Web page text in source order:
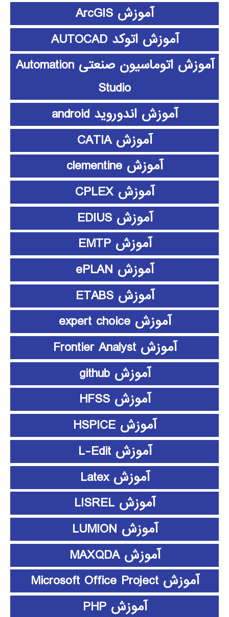
آموزش ArcGIS
آموزش اتوکد AUTOCAD
آموزش اتوماسیون صنعتی Automation
Studio
آموزش اندوروید android
آموزش CATIA
آموزش clementine
آموزش CPLEX
آموزش EDIUS
آموزش EMTP
آموزش ePLAN
آموزش ETABS
آموزش expert choice
آموزش Frontier Analyst
آموزش github
آموزش HFSS
آموزش HSPICE
آموزش L-Edit
آموزش Latex
آموزش LISREL
آموزش LUMION
آموزش MAXQDA
آموزش Microsoft Office Project
آموزش PHP